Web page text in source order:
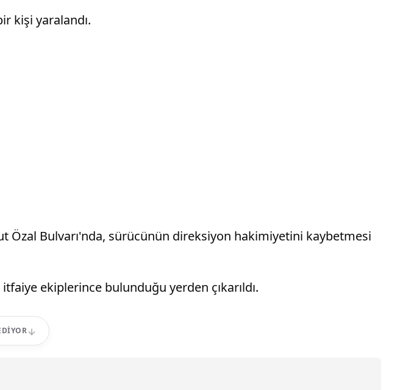
kişi yaralandı.
Özal Bulvarı'nda, sürücünün direksiyon hakimiyetini kaybetmesi
ekiplerince bulunduğu yerden çıkarıldı.